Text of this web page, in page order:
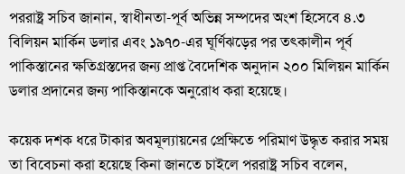
পররাষ্ট্র সচিব জানান, স্বাধীনতা-পূর্ব অভিন্ন সম্পদের অংশ হিসেবে ৪.৩
বিলিয়ন মার্কিন ডলার এবং ১৯৭০-এর ঘূর্ণিঝড়ের পর তৎকালীন পূর্ব
পাকিস্তানের ক্ষতিগ্রস্তদের জন্য প্রাপ্ত বৈদেশিক অনুদান ২০০ মিলিয়ন মার্কিন
ডলার প্রদানের জন্য পাকিস্তানকে অনুরোধ করা হয়েছে।
কয়েক দশক ধরে টাকার অবমূল্যায়নের প্রেক্ষিতে পরিমাণ উদ্ধৃত করার সময়
তা বিবেচনা করা হয়েছে কিনা জানতে চাইলে পররাষ্ট্র সচিব বলেন,